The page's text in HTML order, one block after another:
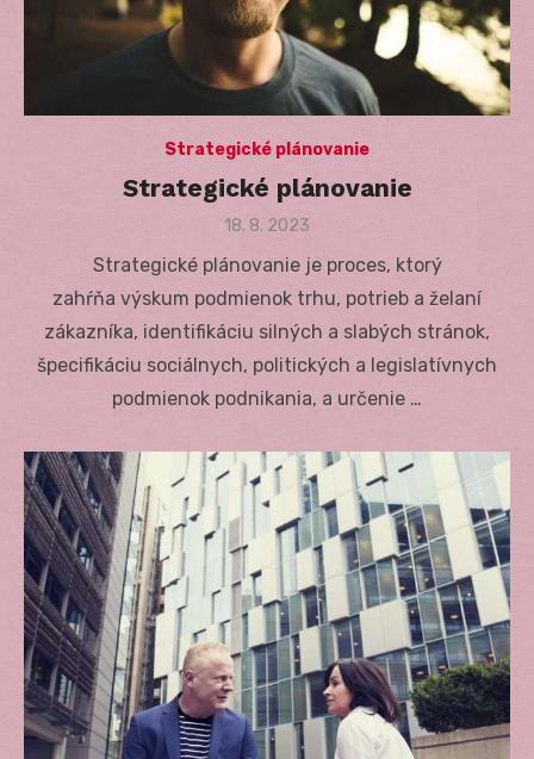
Strategické plánovanie
Strategické plánovanie
Posted
18. 8. 2023
Strategické plánovanie je proces, ktorý
zahŕňa výskum podmienok trhu, potrieb a želaní
zákazníka, identifikáciu silných a slabých stránok,
špecifikáciu sociálnych, politických a legislatívnych
podmienok podnikania, a určenie …